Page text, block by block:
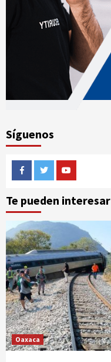
Síguenos
FacebookTwitterYoutube
Te pueden interesar
Oaxaca